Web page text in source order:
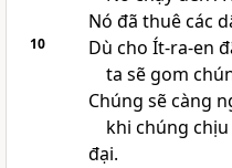
Nó đã thuê các
10
Dù cho Ít-ra-en
ta sẽ gom
Chúng sẽ càng
khi chúng
đại.